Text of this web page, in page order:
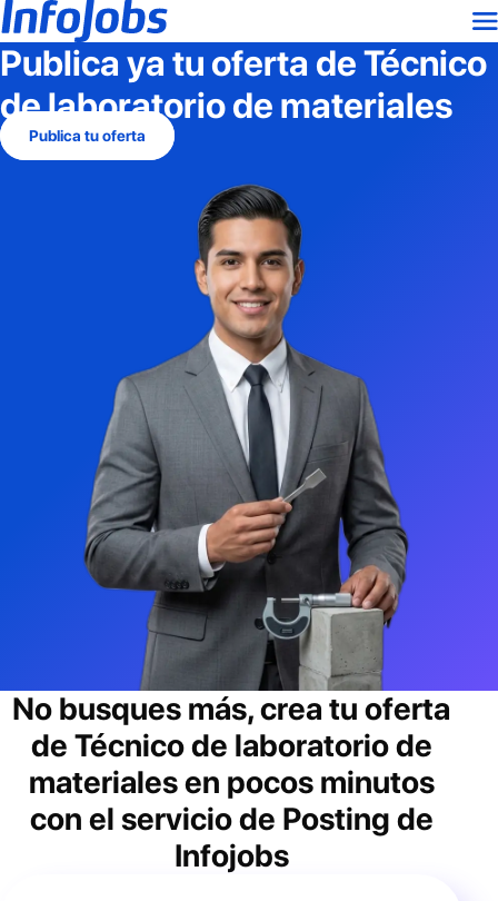
Publica ya tu oferta deTécnico
de laboratorio de materiales
Publica tu oferta
No busques más, crea tu oferta
de Técnico de laboratorio de
materialesen pocos minutos
con el servicio de Posting de
Infojobs